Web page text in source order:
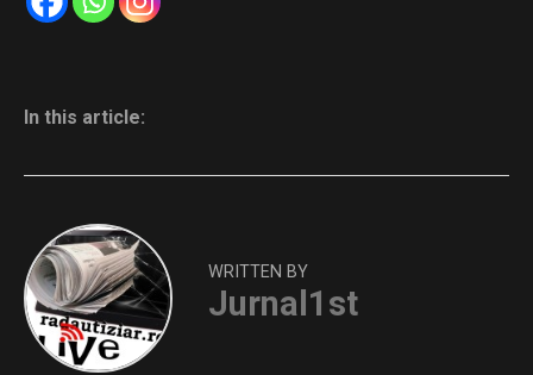
In this article:
WRITTEN BY
Jurnal1st